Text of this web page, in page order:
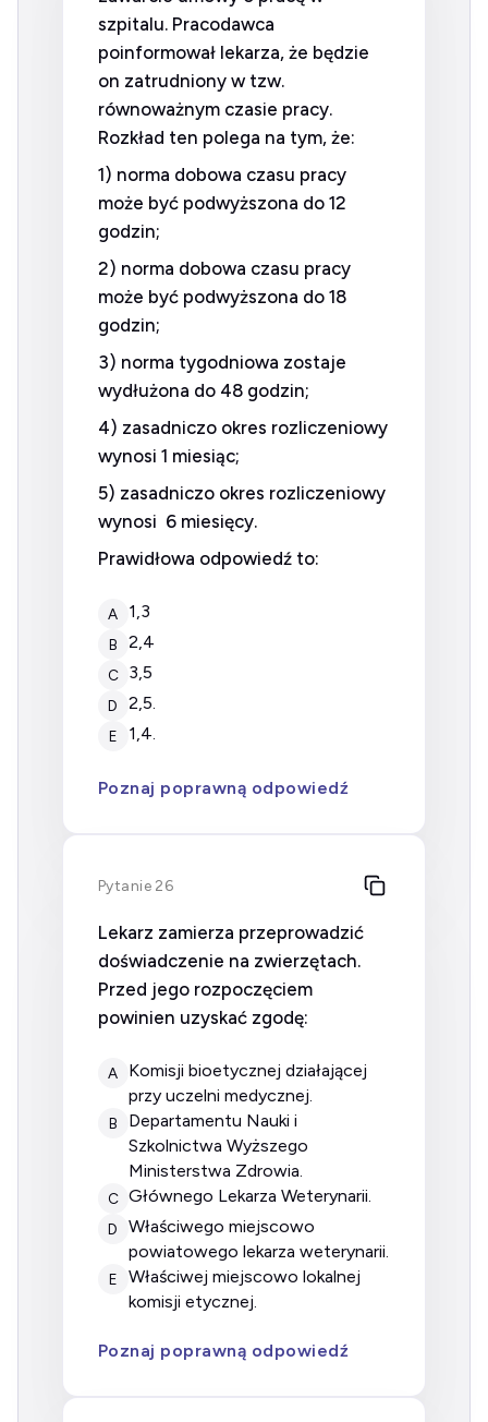
szpitalu. Pracodawca
poinformował lekarza, że będzie
on zatrudniony w tzw.
równoważnym czasie pracy.
Rozkład ten polega na tym, że:
1) norma dobowa czasu pracy
może być podwyższona do 12
godzin;
2) norma dobowa czasu pracy
może być podwyższona do 18
godzin;
3) norma tygodniowa zostaje
wydłużona do 48 godzin;
4) zasadniczo okres rozliczeniowy
wynosi 1 miesiąc;
5) zasadniczo okres rozliczeniowy
wynosi 6 miesięcy.
Prawidłowa odpowiedź to:
A 1,3
B 2,4
C 3,5
D 2,5.
E 1,4.
Poznaj poprawną odpowiedź
Pytanie 26
Lekarz zamierza przeprowadzić
doświadczenie na zwierzętach.
Przed jego rozpoczęciem
powinien uzyskać zgodę:
A
komisji bioetycznej działającej
przy uczelni medycznej.
B
Departamentu Nauki i
Szkolnictwa Wyższego
Ministerstwa Zdrowia.
C Głównego Lekarza Weterynarii.
D
właściwego miejscowo
powiatowego lekarza weterynarii.
E
właściwej miejscowo lokalnej
komisji etycznej.
Poznaj poprawną odpowiedź